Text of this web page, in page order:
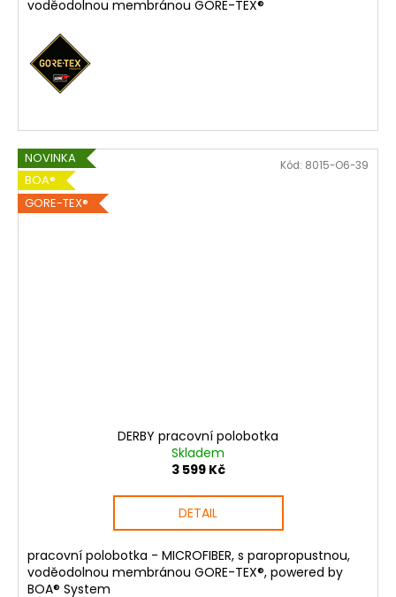
voděodolnou membránou GORE-TEX®
NOVINKA
BOA®
GORE-TEX®
DERBY pracovní polobotka
Skladem
3 599 Kč
DETAIL
pracovní polobotka - MICROFIBER, s paropropustnou,
voděodolnou membránou GORE-TEX®, powered by
BOA® System
Kód: 8015-O6-39